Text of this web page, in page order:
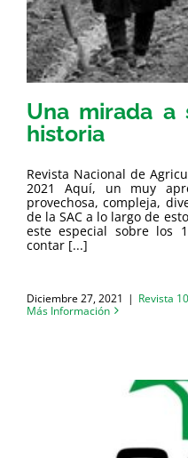
Una mirada
historia
Revista Nacional de
2021 Aquí, un muy
provechosa, compleja,
de la SAC a lo largo de
este especial sobre los
contar [...]
Diciembre 27, 2021 | Revista
Más Información